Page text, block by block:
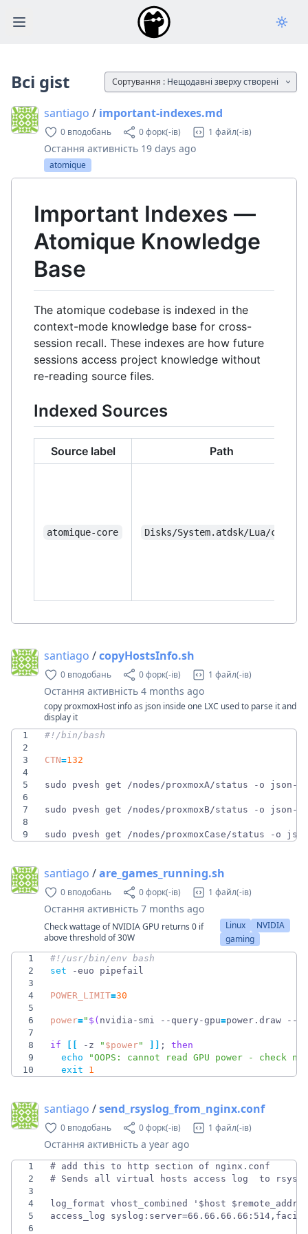
Open main menu
Всі gist Сортування : Нещодавні зверху створені
santiago / important-indexes.md
0 вподобань 0 форк(-ів) 1 файл(-ів)
Остання активність 19 days ago
atomique
Important Indexes —
Atomique Knowledge
Base
The atomique codebase is indexed in the
context-mode knowledge base for cross-
session recall. These indexes are how future
sessions access project knowledge without
re-reading source files.
Indexed Sources
Source label Path
atomique-core Disks/System.atdsk/Lua/core/
santiago /copyHostsInfo.sh
0 вподобань 0 форк(-ів) 1 файл(-ів)
Остання активність 4 months ago
copy proxmoxHost info as json inside one LXC used to parse it and
display it
1
2
3
CTN=132
4
5
sudo pvesh get /nodes/proxmoxA/status -o json-
6
7
sudo pvesh get /nodes/proxmoxB/status -o json-
8
9
sudo pvesh get /nodes/proxmoxCase/status -o
santiago /are_games_running.sh
0 вподобань 0 форк(-ів) 1 файл(-ів)
Остання активність 7 months ago
Check wattage of NVIDIA GPU returns 0 if
above threshold of 30W
Linux
NVIDIA
gaming
1
2
set
3
4
POWER_LIMIT=30
5
6
power=" $( nvidia-smi --query-gpu=power.draw --
7
8
if -z " $power" ;
then
9
echo
"OOPS: cannot read GPU power - check
10
exit 1
santiago /send_rsyslog_from_nginx.conf
0 вподобань 0 форк(-ів) 1 файл(-ів)
Остання активність a year ago
1
2
3
4
5
6